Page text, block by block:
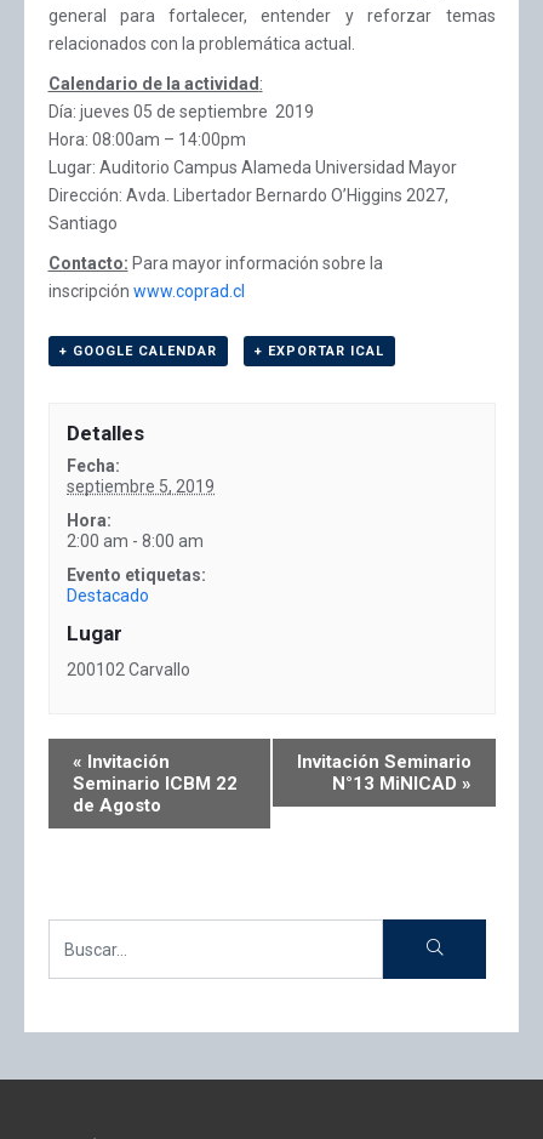
general para fortalecer, entender y reforzar temas
relacionados con la problemática actual.
Calendario de la actividad:
Día: jueves 05 de septiembre 2019
Hora: 08:00am – 14:00pm
Lugar: Auditorio Campus Alameda Universidad Mayor
Dirección: Avda. Libertador Bernardo O’Higgins 2027,
Santiago
Contacto: Para mayor información sobre la
inscripción www.coprad.cl
+ GOOGLE CALENDAR + EXPORTAR ICAL
Detalles
Fecha:
septiembre 5, 2019
Hora:
2:00 am - 8:00 am
Evento etiquetas:
Destacado
Lugar
200102 Carvallo
« Invitación
Seminario ICBM 22
de Agosto
Invitación Seminario
N°13 MiNICAD »